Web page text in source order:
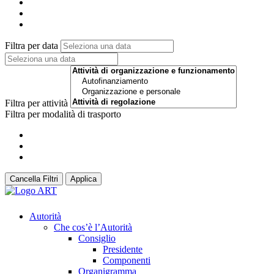
Filtra per data
Filtra per attività
Filtra per modalità di trasporto
Cancella Filtri Applica
Autorità
Che cos’è l’Autorità
Consiglio
Presidente
Componenti
Organigramma